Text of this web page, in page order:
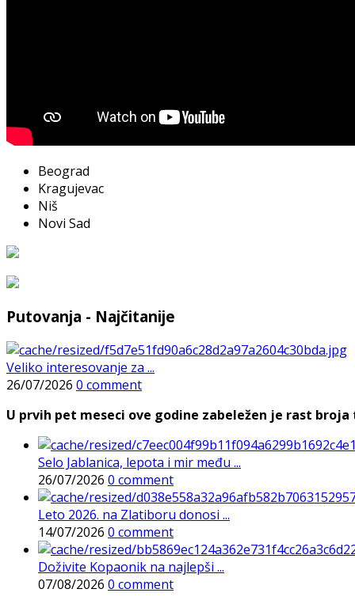
Beograd
Kragujevac
Niš
Novi Sad
Putovanja - Najčitanije
Veliko interesovanje za ...
26/07/2026 0 comment
U prvih pet meseci ove godine zabeležen je rast
Selo Jablanica, lepota i mir među ...
26/07/2026 0 comment
Leto 2026. na Zlatiboru donosi ...
14/07/2026 0 comment
Doživite Kopaonik na najlepši ...
07/08/2026 0 comment